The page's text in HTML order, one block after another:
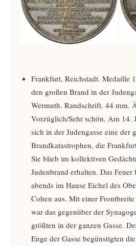
Frankfurt, Reichstadt. Medaille
den großen Brand in der
Wermuth. Randschrift. 44 mm.
Vorzüglich/Sehr schön. Am 14.
sich in der Judengasse eine der
Brandkatastrophen, die
Sie blieb im kollektiven
Judenbrand erhalten. Das
abends im Hause Eichel des
Cohen aus. Mit einer
war das gegenüber der
größten in der ganzen Gasse.
Enge der Gasse begünstigten